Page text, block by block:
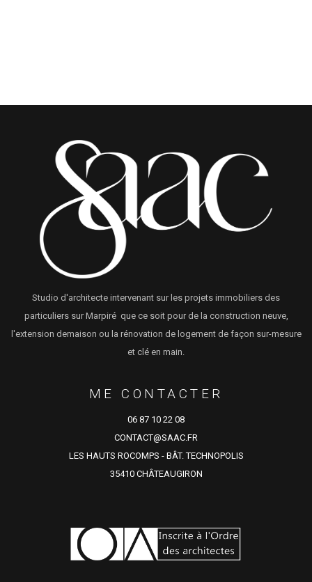
Studio d'architecte intervenant sur les projets immobiliers des
particuliers sur Marpiré que ce soit pour de la construction neuve,
l'extension demaison ou la rénovation de logement de façon sur-mesure
et clé en main.
ME CONTACTER
06 87 10 22 08
CONTACT@SAAC.FR
LES HAUTS ROCOMPS - BÂT. TECHNOPOLIS
35410 CHÂTEAUGIRON